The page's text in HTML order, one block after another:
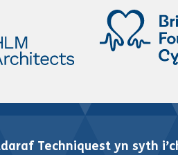
Techniquest yn syth